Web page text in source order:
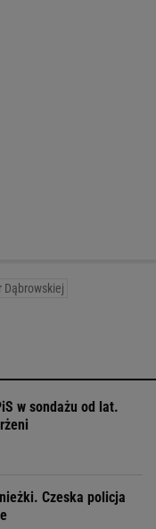
Dąbrowskiej
w sondażu od lat.
Czeska policja